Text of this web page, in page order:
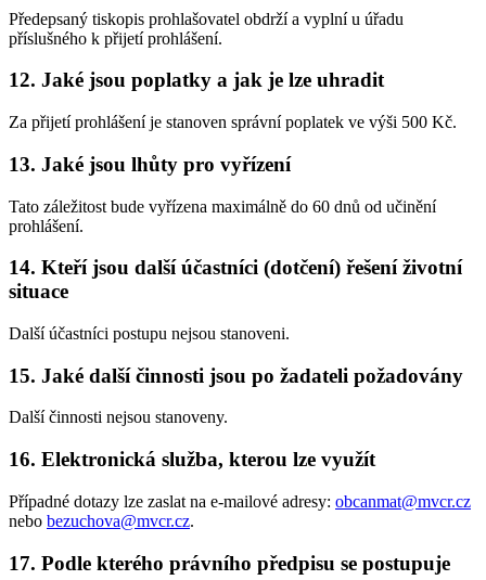
Předepsaný tiskopis prohlašovatel obdrží a vyplní u úřadu
příslušného k přijetí prohlášení.
12. Jaké jsou poplatky a jak je lze uhradit
Za přijetí prohlášení je stanoven správní poplatek ve výši 500 Kč.
13. Jaké jsou lhůty pro vyřízení
Tato záležitost bude vyřízena maximálně do 60 dnů od učinění
prohlášení.
14. Kteří jsou další účastníci (dotčení) řešení životní
situace
Další účastníci postupu nejsou stanoveni.
15. Jaké další činnosti jsou po žadateli požadovány
Další činnosti nejsou stanoveny.
16. Elektronická služba, kterou lze využít
Případné dotazy lze zaslat na e-mailové adresy: obcanmat@mvcr.cz
nebo bezuchova@mvcr.cz.
17. Podle kterého právního předpisu se postupuje